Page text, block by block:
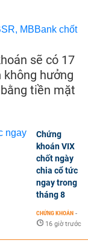
sẽ có 17
không hưởng
tiền mặt
Chứng
khoán VIX
chốt ngày
chia cổ tức
ngay trong
tháng 8
CHỨNG KHOÁN -
16 giờ trước